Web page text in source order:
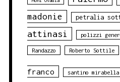
madonie
petralia
attinasi
polizzi
Randazzo Roberto Sottile
franco santino mirabella